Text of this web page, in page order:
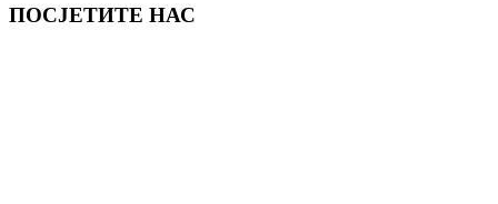
ПОСЈЕТИТЕ НАС